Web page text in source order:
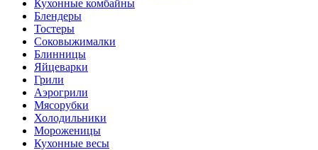
Кухонные комбайны
Блендеры
Тостеры
Соковыжималки
Блинницы
Яйцеварки
Грили
Аэрогрили
Мясорубки
Холодильники
Мороженицы
Кухонные весы